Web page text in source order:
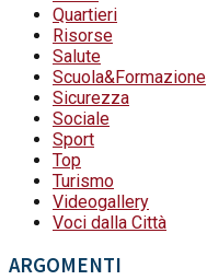
Quartieri
Risorse
Salute
Scuola&Formazione
Sicurezza
Sociale
Sport
Top
Turismo
Videogallery
Voci dalla Città
ARGOMENTI